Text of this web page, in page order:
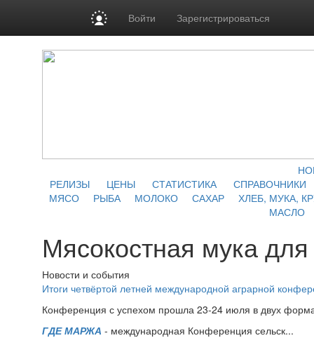
Войти Зарегистрироваться
РЕЛИЗЫ
ЦЕНЫ СТАТИСТИКА
СПРАВОЧНИКИ
МЯСО
РЫБА МОЛОКО САХАР
ХЛЕБ, МУКА,
МАСЛО
Мясокостная мука для
Новости и события
Итоги четвёртой летней международной аграрной
Конференция с успехом прошла 23-24 июля в двух
ГДЕ МАРЖА - международная Конференция сельск...